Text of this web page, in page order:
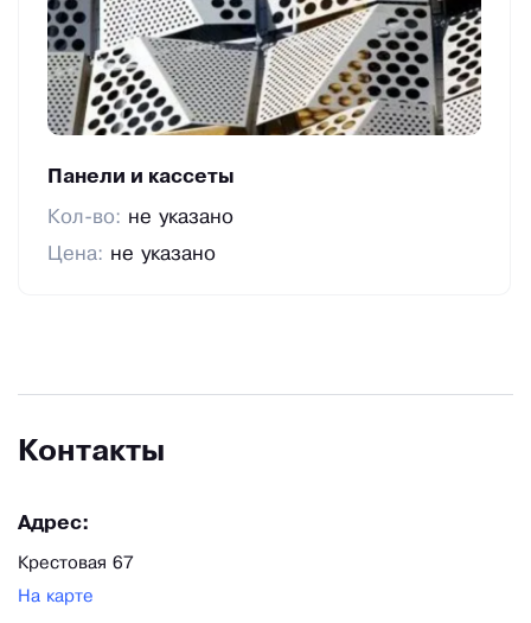
Панели и кассеты
Кол-во: не указано
Цена: не указано
Контакты
Адрес:
Крестовая 67
На карте